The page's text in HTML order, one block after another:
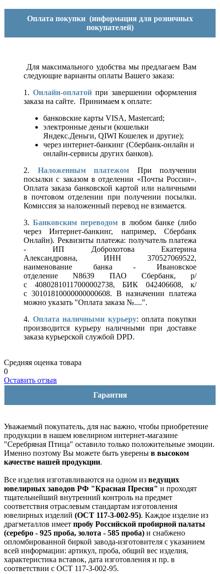
Оплата покупки (информация для розничных
покупателей)
Для максимального удобства мы предлагаем Вам
следующие варианты оплаты Вашего заказа:
1. Онлайн-оплатой при завершении оформления
заказа на сайте. Принимаем к оплате:
банковские карты VISA, Mastercard;
электронные деньги (кошельки
Яндекс.Деньги, QIWI Кошелек и другие);
через интернет-банкинг (Сбербанк-онлайн и
онлайн-сервисы других банков).
2. Наложенным платежом При получении
посылки с заказом в отделении «Почты России».
Оплата заказа банковской картой или наличными
в почтовом отделении при получении посылки.
Комиссия за наложенный перевод не взимается.
3.Банковским переводом в любом банке (либо
через Интернет-банкинг, например, Сбербанк
Онлайн). Реквизиты платежа: получатель платежа
- ИП Доброхотова Екатерина
Александровна, ИНН 370527069522,
наименование банка - Ивановское
отделение N8639 ПАО Сбербанк, р/
с 40802810117000002738, БИК 042406608, к/
с 30101810000000000608. В назначении платежа
можно указать "Оплата заказа №....".
4. Оплата наличными курьеру: оплата покупки
производится курьеру наличными при доставке
заказа курьерской службой DPD.
Средняя оценка товара
0
Оставить отзыв
Гарантия
Уважаемый покупатель, для нас важно, чтобы приобретение
продукции в нашем ювелирном интернет-магазине
"Серебряная Птица" оставило только положительные эмоции.
Именно поэтому Вы можете быть уверены в высоком
качестве нашей продукции.
Все изделия изготавливаются на одном из ведущих
ювелирных заводов РФ "Красная Пресня" и проходят
тщательнейший внутренний контроль на предмет
соответствия отраслевым стандартам изготовления
ювелирных изделий (ОСТ 117-3-002-95). Каждое изделие из
драгметаллов имеет пробу Российской пробирной палаты
(серебро - 925 проба, золота - 585 проба) и снабжено
опломбированной биркой завода-изготовителя с указанием
всей информации: артикул, проба, общий вес изделия,
характеристика вставок, дата изготовления и пр. в
соответствии с ОСТ 117-3-002-95.